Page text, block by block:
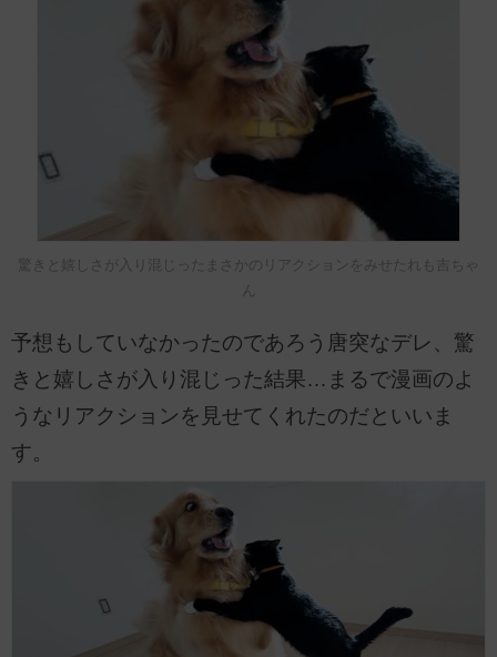
驚きと嬉しさが入り混じったまさかのリアクションをみせたれも吉ちゃ
ん
予想もしていなかったのであろう唐突なデレ、驚
きと嬉しさが入り混じった結果…まるで漫画のよ
うなリアクションを見せてくれたのだといいま
す。